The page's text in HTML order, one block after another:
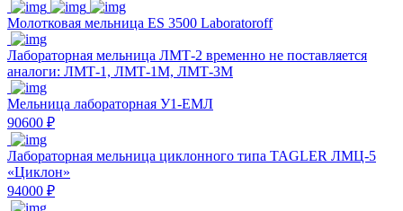
Молотковая мельница ES 3500 Laboratoroff
Лабораторная мельница ЛМТ-2 временно не поставляется
аналоги: ЛМТ-1, ЛМТ-1М, ЛМТ-3М
Мельница лабораторная У1-ЕМЛ
90600 ₽
Лабораторная мельница циклонного типа TAGLER ЛМЦ-5
«Циклон»
94000 ₽